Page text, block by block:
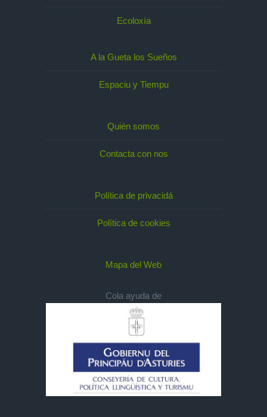
Ecoloxía
A la Gueta los Sueños
Espaciu y Tiempu
Quién somos
Contacta con nos
Política de privacidá
Política de cookies
Mapa del Web
Cola ayuda de